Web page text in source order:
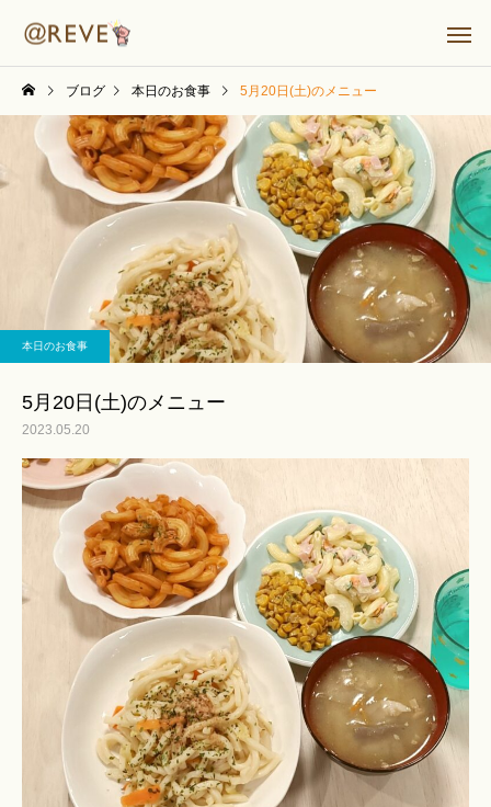
ブログ 本日のお食事 5月20日(土)のメニュー
本日のお食事
5月20日(土)のメニュー
2023.05.20